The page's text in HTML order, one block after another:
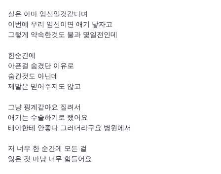
실은 아마 임신일것같다며
이번에 우리 임신이면 애기 낳자고
그렇게 약속한것도 불과 몇일전인데
한순간에
아픈걸 숨겼단 이유로
숨긴것도 아닌데
제말은 믿어주지도 않고
그냥 핑계같아요 질려서
애기는 수술하기로 했어요
태아한테 안좋다 그러더라구요 병원에서
저 너무 한 순간에 모든 걸
잃은 것 마냥 너무 힘들어요